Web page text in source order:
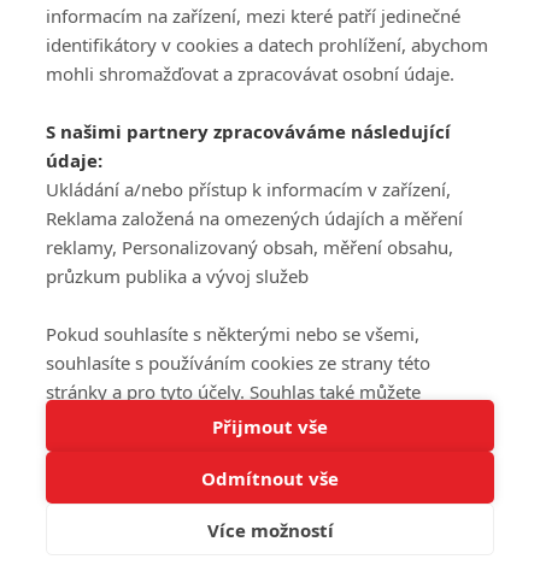
Tato stránka používá soubory cookies.
Rozumím
PŘIHLÁSIT
REGISTROVAT
DISKUZE
Šéfredaktorkou webu jePetr Slavík, e-mailserialy@fandimefilmu.cz
Máte-li zájem o inzerci na našem webu napište nám na e-mail
studio@koncal.com
Ochrana osobních údajů|Zásady používání cookies |Pravidla webu
Upravit nastavení soukromí
© 2016 – 2026 FandimeSerialum.cz / All rights reserved /
Koncal studio s.r.o., IČO: 03604071, Lýskova 2073/57, Stodůlky, 155
informacím na zařízení, mezi které patří jedinečné
identifikátory v cookies a datech prohlížení, abychom
mohli shromažďovat a zpracovávat osobní údaje.
S našimi partnery zpracováváme následující
údaje:
Ukládání a/nebo přístup k informacím v zařízení,
Reklama založená na omezených údajích a měření
reklamy, Personalizovaný obsah, měření obsahu,
průzkum publika a vývoj služeb
Pokud souhlasíte s některými nebo se všemi,
souhlasíte s používáním cookies ze strany této
stránky a pro tyto účely. Souhlas také můžete
odmítnout, ale v takovém případě vám na stránce
nebudou k dispozici některé personalizované funkce.
Vaše volby souhlasu se budou vztahovat pouze na
tuto webovou stránku. Vaše nastavení a odvolání
souhlasu můžete kdykoli změnit na stránce s
Přijmout vše
Odmítnout vše
Více možností